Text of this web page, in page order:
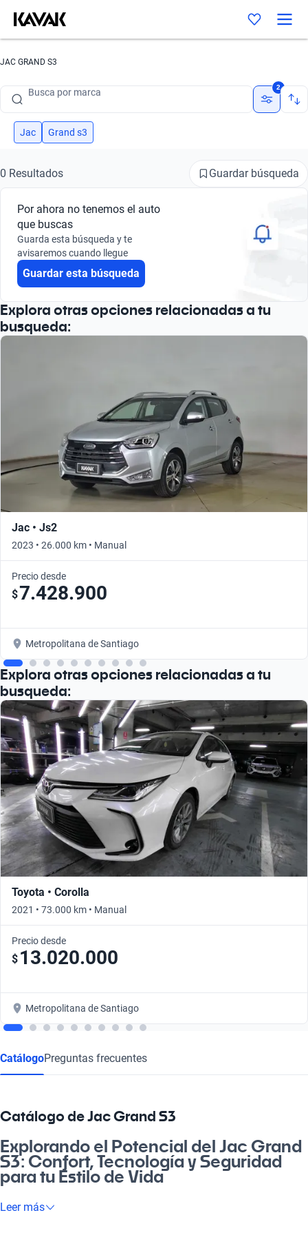
JAC GRAND S3
Busca por modelo
Busca por versión
Busca por marca
Busca por modelo
Busca por versión
2
Jac Grand s3
0 Resultados Guardar búsqueda
Por ahora no tenemos el auto
que buscas
Guarda esta búsqueda y te
avisaremos cuando llegue
Guardar esta búsqueda
Explora otras opciones relacionadas a tu
busqueda:
Jac • Js2
2023 • 26.000 km • Manual
Precio desde
$7.428.900
Metropolitana de Santiago
Explora otras opciones relacionadas a tu
busqueda:
Toyota • Corolla
2021 • 73.000 km • Manual
Precio desde
$ 13.020.000
Metropolitana de Santiago
CatálogoPreguntas frecuentes
Catálogo de Jac Grand S3
Explorando el Potencial del Jac Grand
S3: Confort, Tecnología y Seguridad
para tu Estilo de Vida
Si buscas un auto que se adapte a tu estilo de vida y que te
Leer más